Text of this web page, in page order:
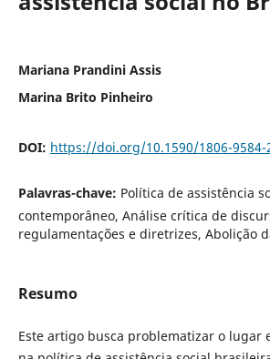
Mariana Prandini Assis
Marina Brito Pinheiro
DOI: https://doi.org/10.1590/1806-9584-
Palavras-chave: Política de assistência
contemporâneo, Análise crítica de
regulamentações e diretrizes, Abolição
Resumo
Este artigo busca problematizar o lugar